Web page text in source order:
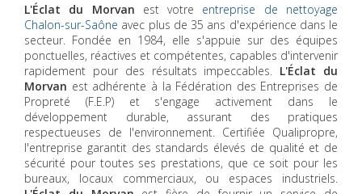
L'Éclat du Morvan est votre entreprise de nettoyage
Chalon-sur-Saône avec plus de 35 ans d'expérience dans le
secteur. Fondée en 1984, elle s'appuie sur des équipes
ponctuelles, réactives et compétentes, capables d'intervenir
rapidement pour des résultats impeccables. L'Éclat du
Morvan est adhérente à la Fédération des Entreprises de
Propreté (F.E.P) et s'engage activement dans le
développement durable, assurant des pratiques
respectueuses de l'environnement. Certifiée Qualipropre,
l'entreprise garantit des standards élevés de qualité et de
sécurité pour toutes ses prestations, que ce soit pour les
bureaux, locaux commerciaux, ou espaces industriels.